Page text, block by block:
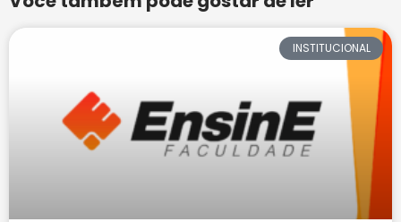
INSTITUCIONAL